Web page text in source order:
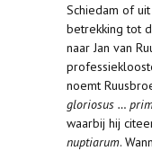
Schiedam of
betrekking tot
naar Jan van
noemt
gloriosus …
waarbij hij
nuptiarum.